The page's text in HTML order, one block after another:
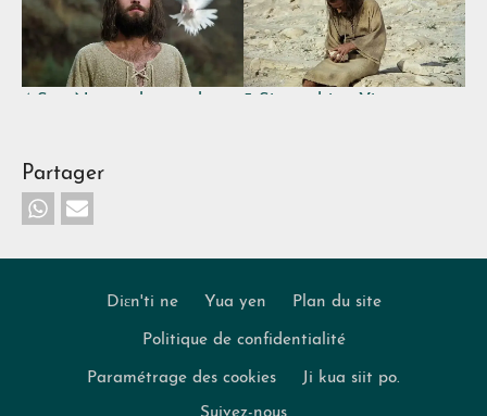
4 San Nyunwultua wul
5 Sitaan bign Yiesu
mɔmaam tien
makpanjam
Partager
Diɛn'ti ne Yua yen Plan du site
Politique de confidentialité
Paramétrage des cookies
Ji kua siit po.